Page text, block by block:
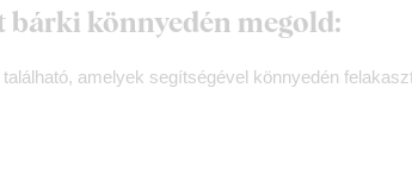
bárki könnyedén megold:
amelyek segítségével könnyedén